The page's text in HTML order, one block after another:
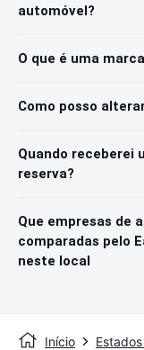
automóvel?
O que é uma
Como posso
Quando receberei
reserva?
Que empresas de
comparadas pelo
neste local
Início